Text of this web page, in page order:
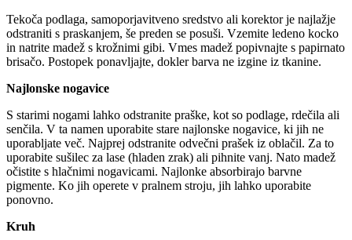
Tekoča podlaga, samoporjavitveno sredstvo ali korektor je najlažje
odstraniti s praskanjem, še preden se posuši. Vzemite ledeno kocko
in natrite madež s krožnimi gibi. Vmes madež popivnajte s papirnato
brisačo. Postopek ponavljajte, dokler barva ne izgine iz tkanine.
Najlonske nogavice
S starimi nogami lahko odstranite praške, kot so podlage, rdečila ali
senčila. V ta namen uporabite stare najlonske nogavice, ki jih ne
uporabljate več. Najprej odstranite odvečni prašek iz oblačil. Za to
uporabite sušilec za lase (hladen zrak) ali pihnite vanj. Nato madež
očistite s hlačnimi nogavicami. Najlonke absorbirajo barvne
pigmente. Ko jih operete v pralnem stroju, jih lahko uporabite
ponovno.
Kruh